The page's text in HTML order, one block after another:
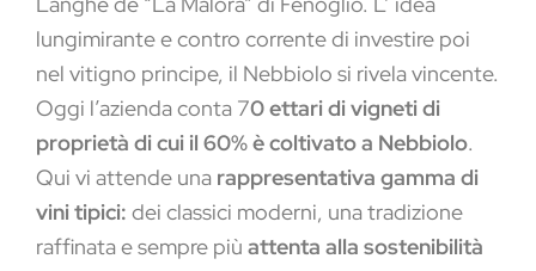
lungimirante e contro corrente di investire poi
nel vitigno principe, il Nebbiolo si rivela vincente.
Oggi l’azienda conta 70 ettari di vigneti di
proprietà di cui il 60% è coltivato a Nebbiolo.
Qui vi attende una rappresentativa gamma di
vini tipici: dei classici moderni, una tradizione
raffinata e sempre più attenta alla sostenibilità